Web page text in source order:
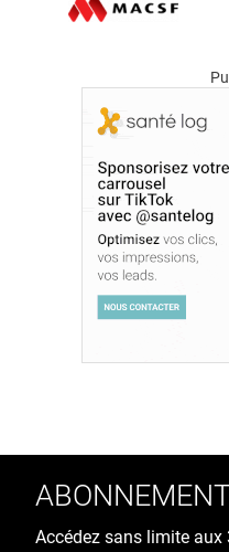
Accédez sans limite